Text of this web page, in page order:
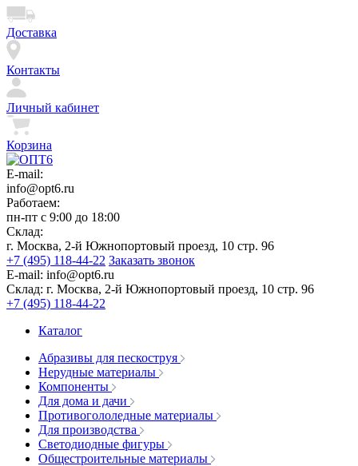
Доставка
Контакты
Личный кабинет
Корзина
E-mail:
info@opt6.ru
Работаем:
пн-пт с 9:00 до 18:00
Склад:
г. Москва, 2-й Южнопортовый проезд, 10 стр. 96
+7 (495) 118-44-22 Заказать звонок
E-mail: info@opt6.ru
Склад: г. Москва, 2-й Южнопортовый проезд, 10 стр. 96
+7 (495) 118-44-22
Каталог
Абразивы для пескоструя
Нерудные материалы
Компоненты
Для дома и дачи
Противогололедные материалы
Для производства
Светодиодные фигуры
Общестроительные материалы